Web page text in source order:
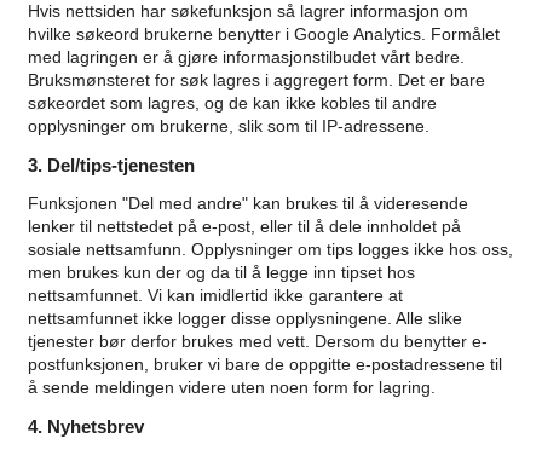
Hvis nettsiden har søkefunksjon så lagrer informasjon om
hvilke søkeord brukerne benytter i Google Analytics. Formålet
med lagringen er å gjøre informasjonstilbudet vårt bedre.
Bruksmønsteret for søk lagres i aggregert form. Det er bare
søkeordet som lagres, og de kan ikke kobles til andre
opplysninger om brukerne, slik som til IP-adressene.
3. Del/tips-tjenesten
Funksjonen "Del med andre" kan brukes til å videresende
lenker til nettstedet på e-post, eller til å dele innholdet på
sosiale nettsamfunn. Opplysninger om tips logges ikke hos oss,
men brukes kun der og da til å legge inn tipset hos
nettsamfunnet. Vi kan imidlertid ikke garantere at
nettsamfunnet ikke logger disse opplysningene. Alle slike
tjenester bør derfor brukes med vett. Dersom du benytter e-
postfunksjonen, bruker vi bare de oppgitte e-postadressene til
å sende meldingen videre uten noen form for lagring.
4. Nyhetsbrev